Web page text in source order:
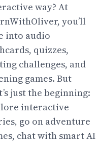
way? At
you’ll
into audio
quizzes,
challenges, and
games. But
just the beginning:
interactive
go on adventure
chat with smart AI